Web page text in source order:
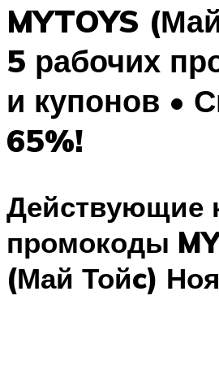
MYTOYS
5 рабочих
и купонов •
65%!
Действующие
промокоды
(Май Тойc)